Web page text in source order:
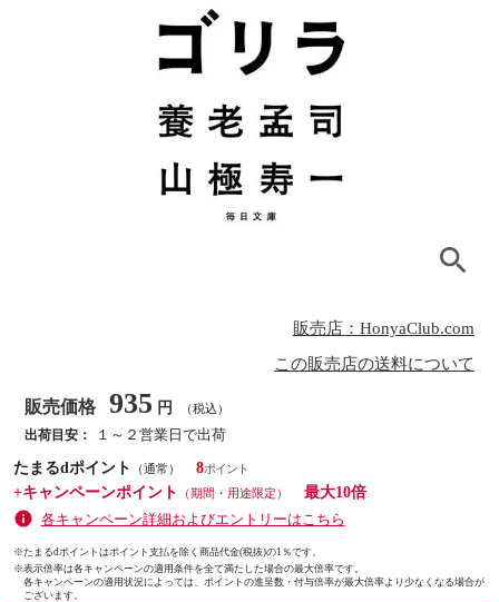
販売店：HonyaClub.com
この販売店の送料について
販売価格 935 円 （税込）
出荷目安：
１～２営業日で出荷
たまるdポイント
（通常）
8
+キャンペーンポイント
（期間・用途限定）
最大10倍
各キャンペーン詳細およびエントリーはこちら
※たまるdポイントはポイント支払を除く商品代金(税抜)の1％です。
※表示倍率は各キャンペーンの適用条件を全て満たした場合の最大倍率です。
各キャンペーンの適用状況によっては、ポイントの進呈数・付与倍率が最大倍率より少なくなる場合が
ございます。